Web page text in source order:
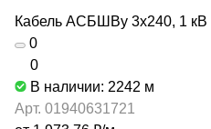
Кабель АСБШВу 3х240, 1 кВ
0
0
В наличии: 2242 м
Арт. 01940631721